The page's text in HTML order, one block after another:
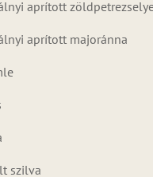
aprított
aprított majoránna
szilva